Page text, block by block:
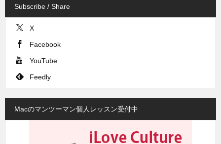
Subscribe / Share
X
Facebook
YouTube
Feedly
Macのマンツーマン個人レッスン受付中